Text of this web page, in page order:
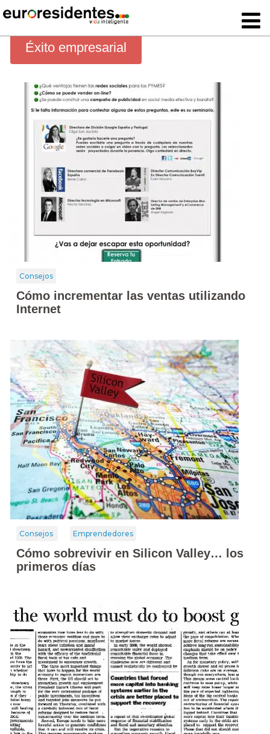
Éxito empresarial
Consejos
Cómo incrementar las ventas utilizando
Internet
Consejos Emprendedores
Cómo sobrevivir en Silicon Valley… los
primeros días